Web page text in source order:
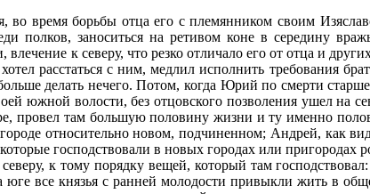
время борьбы отца его с племянником своим
полков, заноситься на ретивом коне в середину
к северу, что резко отличало его от отца и
расстаться с ним, медлил исполнить требования
делать нечего. Потом, когда Юрий по смерти
южной волости, без отцовского позволения ушел на
провел там большую половину жизни и ту именно
относительно новом, подчиненном; Андрей, как
господствовали в новых городах или
к тому порядку вещей, который там
все князья с ранней молодости привыкли жить в